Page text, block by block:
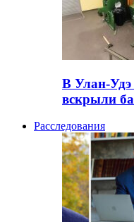
В Улан-Удэ
вскрыли
Расследования